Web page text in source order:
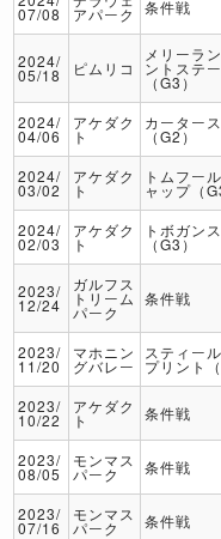
07/08 アパーク 条件戦
2024/
05/18 ピムリコ
メリーラ
ントステ
（G3）
2024/
04/06
アケダク
ト
カーター
（G2）
2024/
03/02
アケダク
ト
トムフー
ャップ（
2024/
02/03
アケダク
ト
トボガン
（G3）
2023/
12/24
ガルフス
トリーム
パーク
条件戦
2023/
11/20
マホニン
グバレー
スティー
プリント
2023/
10/22
アケダク
ト 条件戦
2023/
08/05
モンマス
パーク 条件戦
2023/
07/16
モンマス
パーク 条件戦